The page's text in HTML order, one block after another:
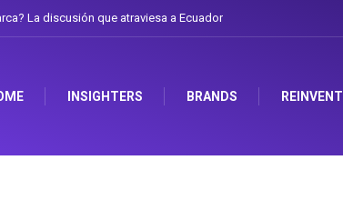
La discusión que atraviesa a Ecuador
INSIGHTERS BRANDS